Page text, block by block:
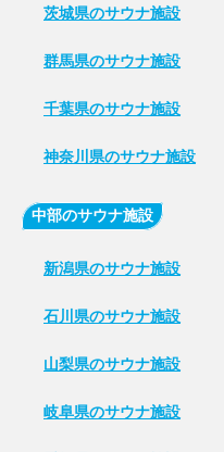
茨城県のサウナ施設
群馬県のサウナ施設
千葉県のサウナ施設
神奈川県のサウナ施設
中部のサウナ施設
新潟県のサウナ施設
石川県のサウナ施設
山梨県のサウナ施設
岐阜県のサウナ施設